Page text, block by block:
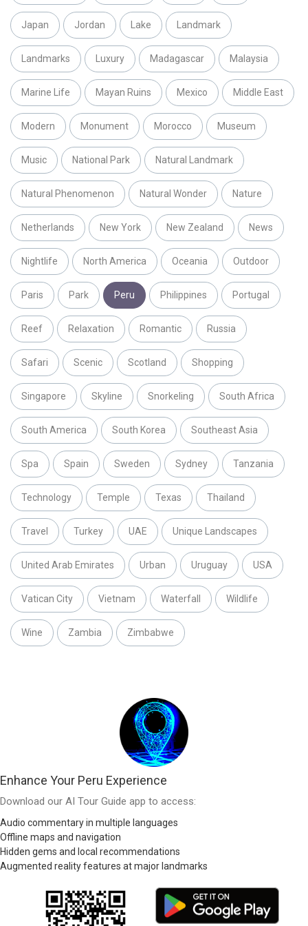
Japan Jordan Lake Landmark
Landmarks Luxury Madagascar Malaysia
Marine Life Mayan Ruins Mexico Middle East
Modern Monument Morocco Museum
Music National Park Natural Landmark
Natural Phenomenon Natural Wonder Nature
Netherlands New York New Zealand News
Nightlife North America Oceania Outdoor
Paris Park Peru Philippines Portugal
Reef Relaxation Romantic Russia
Safari Scenic Scotland Shopping
Singapore Skyline Snorkeling South Africa
South America South Korea Southeast Asia
Spa Spain Sweden Sydney Tanzania
Technology Temple Texas Thailand
Travel Turkey UAE Unique Landscapes
United Arab Emirates Urban Uruguay USA
Vatican City Vietnam Waterfall Wildlife
Wine Zambia Zimbabwe
Enhance Your Peru Experience
Download our AI Tour Guide app to access:
Audio commentary in multiple languages
Offline maps and navigation
Hidden gems and local recommendations
Augmented reality features at major landmarks